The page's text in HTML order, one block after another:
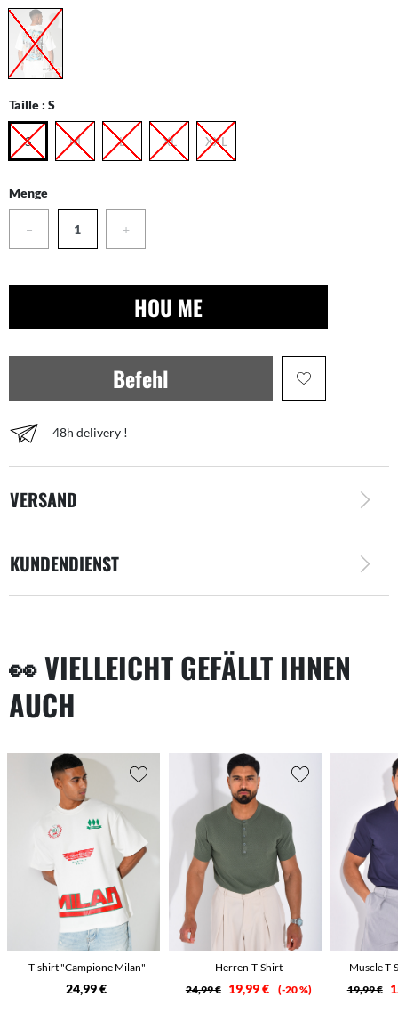
Taille : S
S M L XL XXL
Menge
− +
HOU ME
Befehl
48h delivery !
VERSAND
KUNDENDIENST
👀 VIELLEICHT GEFÄLLT IHNEN
AUCH
T-shirt "Campione Milan"
24,99 €
Herren-T-Shirt
24,99 €
19,99 € -20 %
Muscle
19,99 €